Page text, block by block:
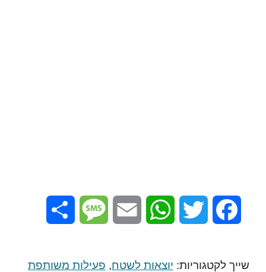
Facebook
Twitter
WhatsApp
Email
Message
שייך לקטגוריות: יוצאות לשטח, פעילות משותפת